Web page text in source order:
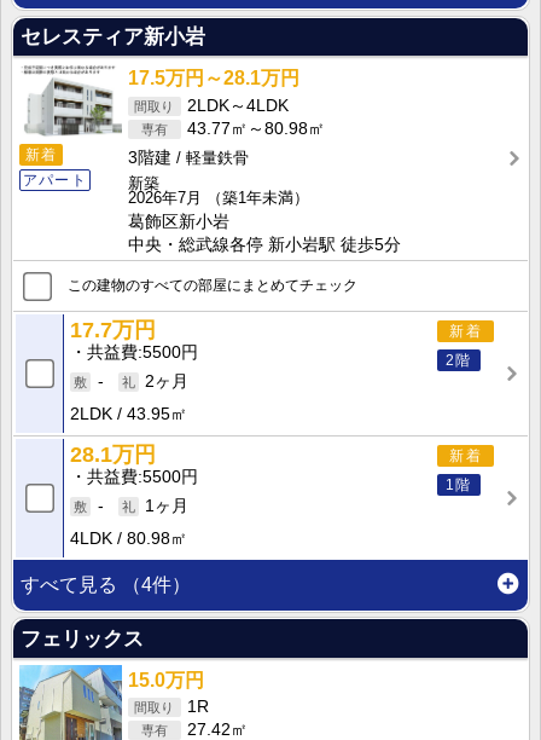
セレスティア新小岩
新着
アパート
17.5万円～28.1万円
2LDK～4LDK
43.77㎡～80.98㎡
3階建
軽量鉄骨
新築
2026年7月
（築1年未満）
葛飾区新小岩
中央・総武線各停 新小岩駅 徒歩5分
この建物のすべての部屋にまとめてチェック
新着
2階
17.7万円
共益費 5500円
-
2ヶ月
2LDK
43.95㎡
新着
1階
28.1万円
共益費 5500円
-
1ヶ月
4LDK
80.98㎡
すべて見る （4件）
フェリックス
15.0万円
1R
27.42㎡